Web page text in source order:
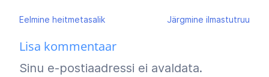
Navigeerimine
Eelmine heitmetasalik Järgmine ilmastutruu
Lisa kommentaar
Sinu e-postiaadressi ei avaldata.